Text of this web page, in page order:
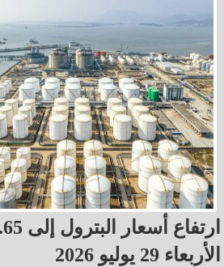
الأربعاء 29 يوليو 2026